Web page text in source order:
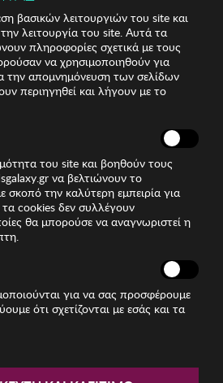
βασικών λειτουργιών του site και
λειτουργία του site. Αυτά τα
πληροφορίες σχετικά με τους
να χρησιμοποιηθούν για
την απομνημόνευση των σελίδων
περιηγηθεί και λήγουν με το
του site και βοηθούν τους
να βελτιώνουν το
σκοπό την καλύτερη εμπειρία για
cookies δεν συλλέγουν
θα μπορούσε να αναγνωριστεί η
για να σας προσφέρουμε
ότι σχετίζονται με εσάς και τα